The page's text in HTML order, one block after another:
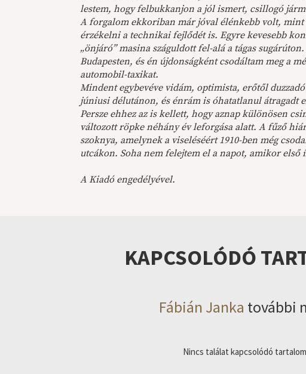
lestem, hogy felbukkanjon a jól ismert, csillogó
A forgalom ekkoriban már jóval élénkebb volt,
érzékelni a technikai fejlődét is. Egyre kevesebb
„önjáró” masina száguldott fel-alá a tágas
Budapesten, és én újdonságként csodáltam meg a
automobil-taxikat.
Mindent egybevéve vidám, optimista, erőtől
júniusi délutánon, és énrám is óhatatlanul átragadt
Persze ehhez az is kellett, hogy aznap különösen
változott röpke néhány év leforgása alatt. A fűző
szoknya, amelynek a viseléséért 1910-ben még
utcákon. Soha nem felejtem el a napot, amikor
A Kiadó engedélyével.
KAPCSOLÓDÓ
Fábián Janka további
Nincs találat kapcsolódó